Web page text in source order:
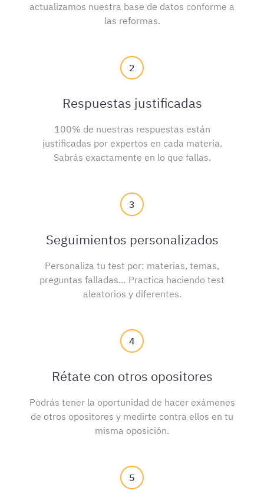
actualizamos nuestra base de datos conforme a
las reformas.
2
Respuestas justificadas
100% de nuestras respuestas están
justificadas por expertos en cada materia.
Sabrás exactamente en lo que fallas.
3
Seguimientos personalizados
Personaliza tu test por: materias, temas,
preguntas falladas… Practica haciendo test
aleatorios y diferentes.
4
Rétate con otros opositores
Podrás tener la oportunidad de hacer exámenes
de otros opositores y medirte contra ellos en tu
misma oposición.
5